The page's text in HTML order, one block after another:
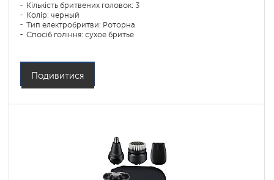
Кількість бритвених головок: 3
Колір: черный
Тип електробритви: Роторна
Спосіб гоління: сухое бритье
Подивитися